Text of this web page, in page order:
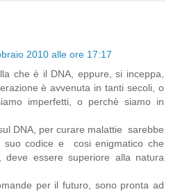
2010 alle ore 17:17
che è il DNA, eppure, si inceppa,
è avvenuta in tanti secoli, o
imperfetti, o perchè siamo in
DNA, per curare malattie sarebbe
codice e cosi enigmatico che
deve essere superiore alla natura
per il futuro, sono pronta ad